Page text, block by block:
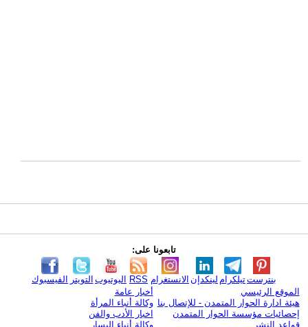
تابعونا على:
الفيسبوك التويتر اليوتيوب RSS الانستغرام لينكدإن تيلكرامبنترست
الموقع الرئيسي
هيئة ادارة الحوار المتمدن - للإتصال بنا
إحصائيات مؤسسة الحوار المتمدن
قواعد النشر
أخبار عامة
وكالة أنباء المرأة
اخبار الأدب والفن
وكالة أنباء اليسار